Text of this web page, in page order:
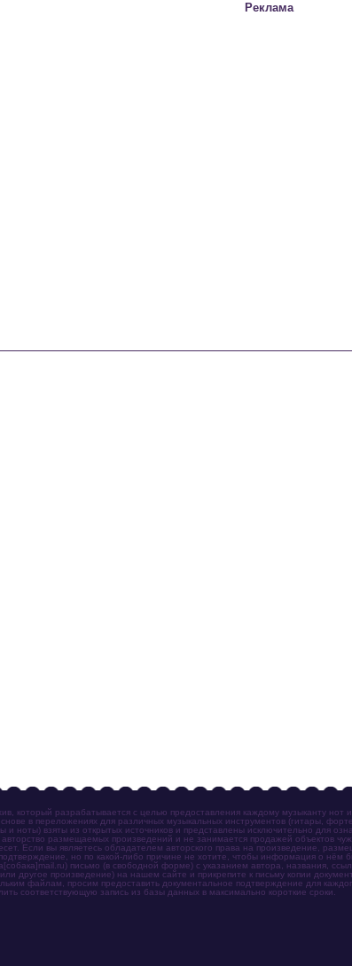
Реклама
который разрабатывается с целью предоставления каждому музыканту нот
в переложениях для различных музыкальных инструментов (гитары,
и ноты) взяты из открытых источников и представлены исключительно для
размещаемых произведений и не занимается продажей объектов
Если вы являетесь обладателем авторского права на произведение,
но по какой-либо причине не хотите, чтобы информация о нём
письмо (в свободной форме) с указанием автора, названия,
другое произведение) на нашем сайте и прикрепите к письму копии
файлам, просим предоставить документальное подтверждение для
соответствующую запись из базы данных в максимально короткие сроки.